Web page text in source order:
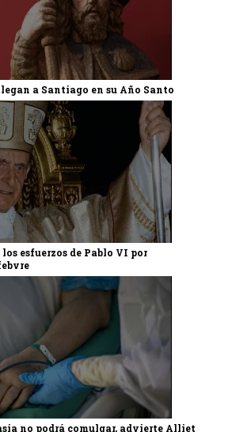
a Santiago en su Año Santo
esfuerzos de Pablo VI por
no podrá comulgar, advierte Alliet